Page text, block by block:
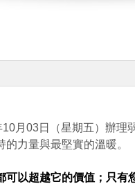
月03日（星期五） 辦理
的力量與最堅實的溫暖。
可以超越它的價值；只有